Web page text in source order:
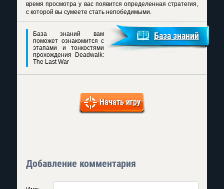
время просмотра у вас появится определенная стратегия,
с которой вы сумеете стать непобедимыми.
База знаний вам
поможет ознакомится с
этапами и тонкостями
прохождения Deadwalk:
The Last War
База знаний
Начать игру
Добавление комментария